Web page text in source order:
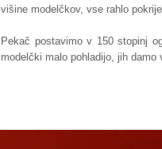
višine modelčkov, vse rahlo
Pekač postavimo v 150 stopinj
modelčki malo pohladijo, jih damo